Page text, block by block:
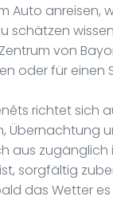
Auto
schätzen
von
oder für einen
richtet
Übernachtung
aus zugänglich
sorgfältig
das Wetter